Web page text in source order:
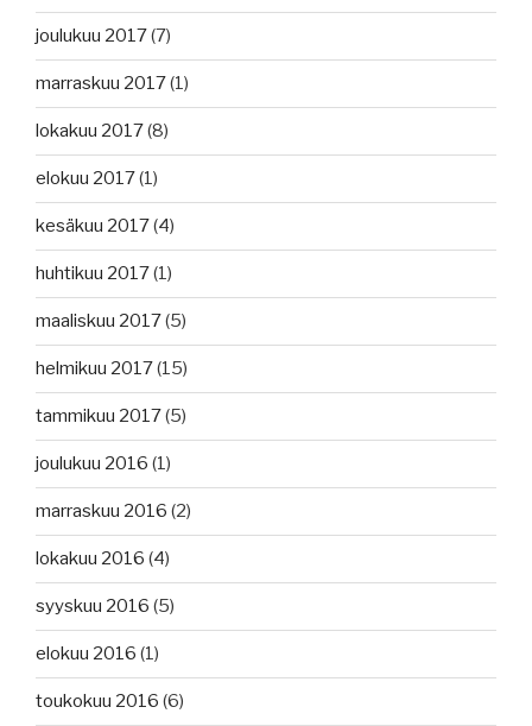
joulukuu 2017(7)
marraskuu 2017(1)
lokakuu 2017(8)
elokuu 2017(1)
kesäkuu 2017(4)
huhtikuu 2017(1)
maaliskuu 2017(5)
helmikuu 2017(15)
tammikuu 2017(5)
joulukuu 2016 (1)
marraskuu 2016 (2)
lokakuu 2016 (4)
syyskuu 2016 (5)
elokuu 2016 (1)
toukokuu 2016 (6)